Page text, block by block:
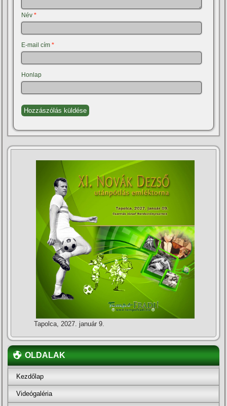
Név*
E-mail cím*
Honlap
Tapolca, 2027. január 9.
OLDALAK
Kezdőlap
Videógaléria